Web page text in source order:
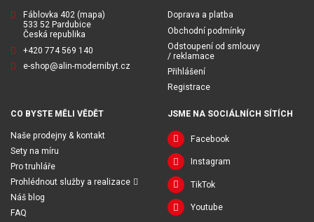
Fáblovka 402 (mapa)
533 52 Pardubice
Česká republika
+420 774 569 140
e-shop@alin-modernibyt.cz
Doprava a platba
Obchodní podmínky
Odstoupení od smlouvy
/ reklamace
Přihlášení
Registrace
CO BYSTE MĚLI VĚDĚT
Naše prodejny & kontakt
Sety na míru
Pro truhláře
Prohlédnout služby a realizace
Náš blog
FAQ
JSME NA SOCIÁLNÍCH SÍTÍCH
Facebook
Instagram
TikTok
Youtube